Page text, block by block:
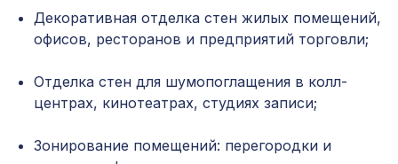
Ремень для бруса/балки 90мм
(20х1000мм), золото
673 ₽
Архитектурный брус, 180х110мм 2,0м
, серый кипарис
3068 ₽
2790х1020мм, ХДФ, белая
Декоративная отделка стен жилых помещений,
офисов, ресторанов и предприятий торговли;
Отделка стен для шумопоглащения в колл-
центрах, кинотеатрах, студиях записи;
Зонирование помещений: перегородки и